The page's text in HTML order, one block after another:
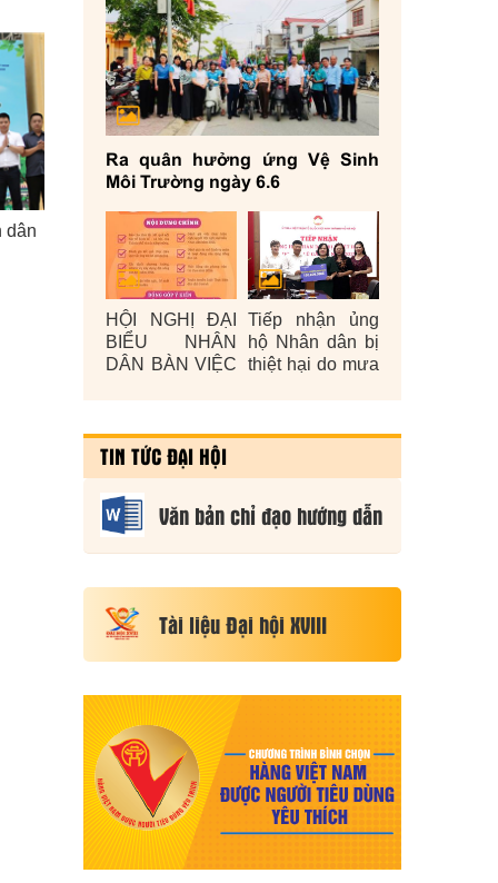
dân
Ra quân hưởng ứng Vệ Sinh
Môi Trường ngày 6.6
HỘI NGHỊ ĐẠI
BIỂU NHÂN
DÂN BÀN VIỆC
VĂN HÓA Ở
CƠ SỞ NĂM
2026
Tiếp nhận ủng
hộ Nhân dân bị
thiệt hại do mưa
TIN TỨC ĐẠI HỘI
Văn bản chỉ đạo hướng dẫn
Tài liệu Đại hội XVIII